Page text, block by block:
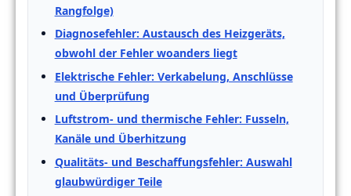
Rangfolge)
Diagnosefehler: Austausch des Heizgeräts,
obwohl der Fehler woanders liegt
Elektrische Fehler: Verkabelung, Anschlüsse
und Überprüfung
Luftstrom- und thermische Fehler: Fusseln,
Kanäle und Überhitzung
Qualitäts- und Beschaffungsfehler: Auswahl
glaubwürdiger Teile